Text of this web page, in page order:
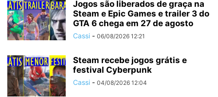
Jogos são liberados de graça na
Steam e Epic Games e trailer 3 do
GTA 6 chega em 27 de agosto
Cassi - 06/08/2026 12:21
Steam recebe jogos grátis e
festival Cyberpunk
Cassi - 04/08/2026 12:04